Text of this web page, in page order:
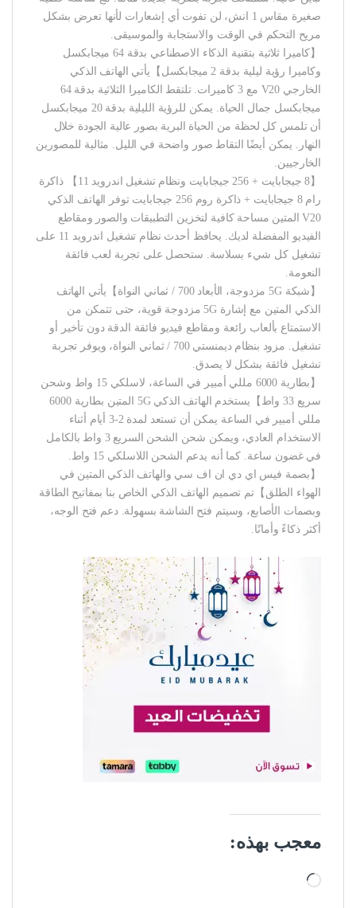
صغيرة مقاس 1 انش، لن تفوت أي إشعارات لأنها تعرض بشكل
مريح التحكم في الوقت والاستجابة والموسيقى.
【كاميرا ثلاثية بتقنية الذكاء الاصطناعي بدقة 64 ميجابكسل
وكاميرا رؤية ليلية بدقة 2 ميجابكسل】يأتي الهاتف الذكي
الخارجي V20 مع 3 كاميرات. تلتقط الكاميرا الثلاثية بدقة 64
ميجابكسل جمال الحياة. يمكن للرؤية الليلية بدقة 20 ميجابكسل
أن تلمس كل لحظة من الحياة البرية بصور عالية الجودة خلال
النهار. يمكن أيضًا التقاط صور واضحة في الليل. مثالية للمصورين
الخارجيين.
【8 جيجابايت + 256 جيجابايت ونظام تشغيل اندرويد 11】 ذاكرة
رام 8 جيجابايت + ذاكرة روم 256 جيجابايت توفر الهاتف الذكي
V20 المتين مساحة كافية لتخزين التطبيقات والصور ومقاطع
الفيديو المفضلة لديك. يحافظ أحدث نظام تشغيل اندرويد 11 على
تشغيل كل شيء بسلاسة. ستحصل على تجربة لعب فائقة
النعومة.
【شبكة 5G مزدوجة، الأبعاد 700 / ثماني النواة】يأتي الهاتف
الذكي المتين مع إشارة 5G مزدوجة قوية، حتى تتمكن من
الاستمتاع بألعاب رائعة ومقاطع فيديو فائقة الدقة دون تأخير أو
تشغيل. مزود بنظام ديمنستي 700 / ثماني النواة، ويوفر تجربة
تشغيل فائقة بشكل لا يصدق.
【بطارية 6000 مللي أمبير في الساعة، لاسلكي 15 واط وشحن
سريع 33 واط】يستخدم الهاتف الذكي 5G المتين بطارية 6000
مللي أمبير في الساعة يمكن أن تستعد لمدة 2-3 أيام أثناء
الاستخدام العادي، ويمكن شحن الشحن السريع 3 واط بالكامل
في غضون ساعة. كما أنه يدعم الشحن اللاسلكي 15 واط.
【بصمة فيس اي دي ان اف سي والهاتف الذكي المتين في
الهواء الطلق】تم تصميم الهاتف الذكي الخاص بنا بمفاتيح الطاقة
وبصمات الأصابع، وسيتم فتح الشاشة بسهولة. دعم فتح الوجه،
أكثر ذكاءً وأمانًا.
معجب بهذه:
جاري التحميل…